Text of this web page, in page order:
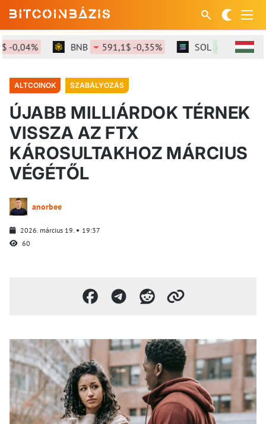
BNB 591,1$ -0,35% SOL 73,8$
ALTCOINOK SZABÁLYOZÁS
ÚJABB MILLIÁRDOK TÉRNEK
VISSZA AZ FTX
KÁROSULTAKHOZ MÁRCIUS
VÉGÉTŐL
anorbee
2026. március 19.
19:37
60